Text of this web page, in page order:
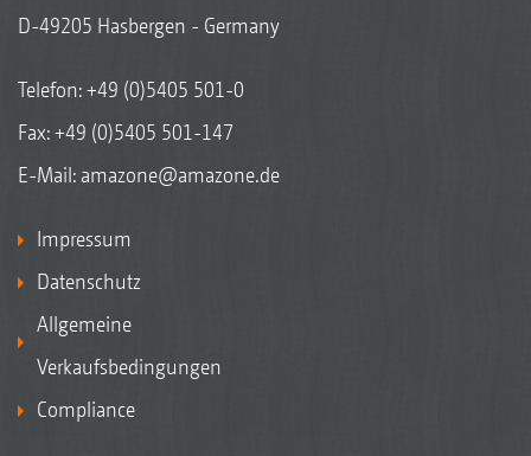
D-49205 Hasbergen - Germany
Telefon:+49 (0)5405 501-0
Fax: +49 (0)5405 501-147
E-Mail: amazone@amazone.de
Impressum
Datenschutz
Allgemeine
Verkaufsbedingungen
Compliance